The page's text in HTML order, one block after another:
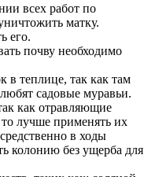
всех работ по
матку.
его.
почву необходимо
в теплице, так как там
садовые муравьи.
как отравляющие
лучше применять их
в ходы
колонию без ущерба для